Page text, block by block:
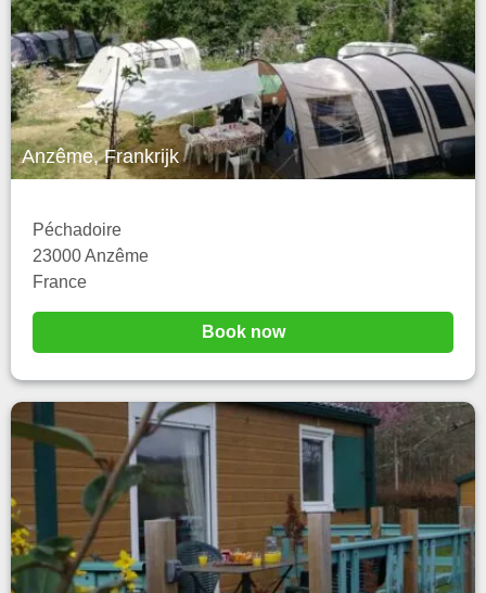
Anzême, Frankrijk
Péchadoire
23000 Anzême
France
Book now